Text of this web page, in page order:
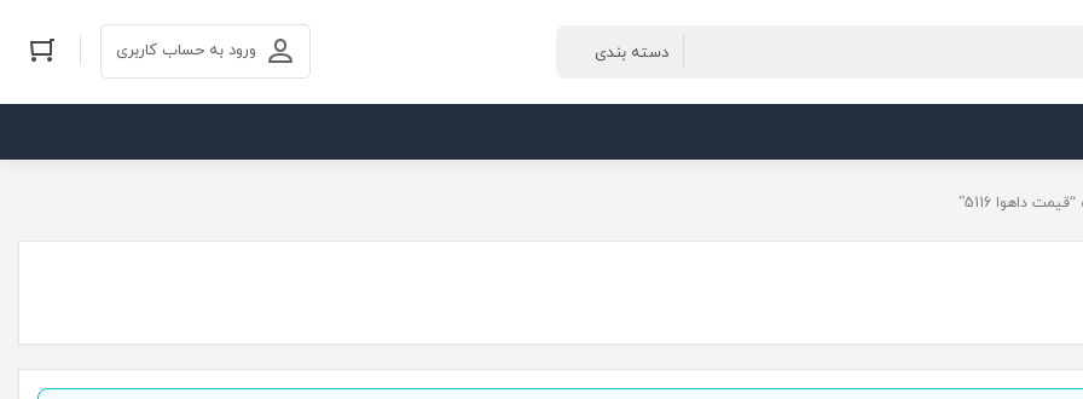
ورود به حساب کاربری
داهوا 5116”